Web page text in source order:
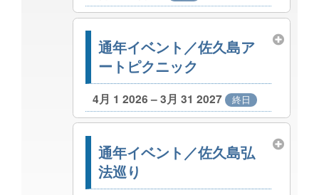
通年イベント／佐久島ア
ートピクニック
4月 1 2026 – 3月 31 2027 終日
通年イベント／佐久島弘
法巡り